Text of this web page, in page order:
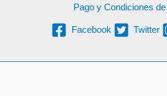
Pago y Condiciones
Facebook Twitter